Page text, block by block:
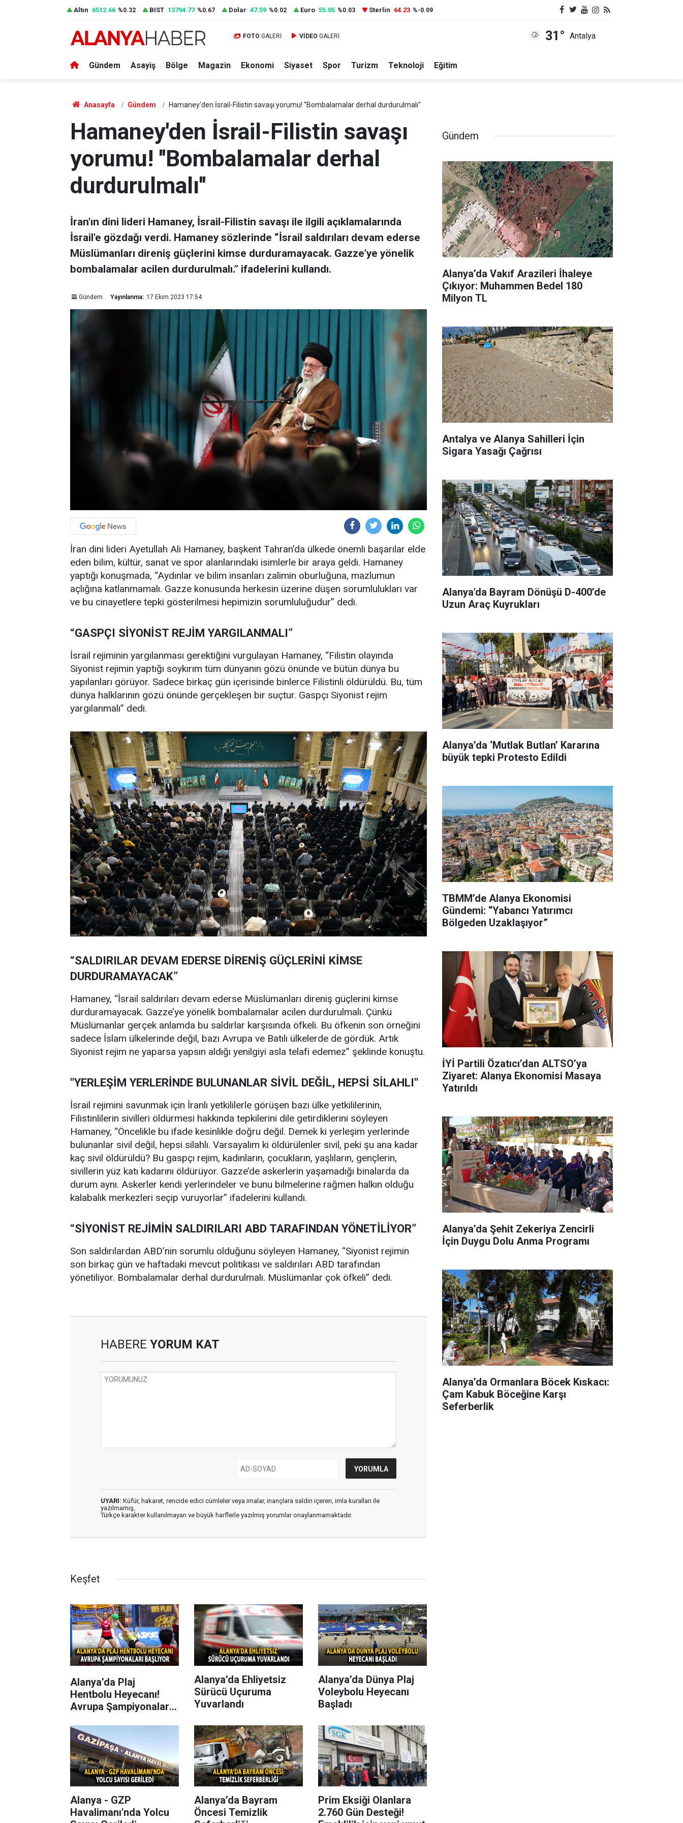
Altın 6512.66 %0.32 BIST 13794.77 %0.67 Dolar 47.59 %0.02 Euro 55.05 %0.03 Sterlin 64.23 %-0.09
FOTO GALERİ VİDEO GALERİ 31° Antalya
Gündem Asayiş Bölge Magazin Ekonomi Siyaset Spor Turizm Teknoloji Eğitim
Anasayfa Gündem Hamaney'den İsrail-Filistin savaşı yorumu! ''Bombalamalar derhal durdurulmalı''
Hamaney'den İsrail-Filistin savaşı
yorumu! ''Bombalamalar derhal
durdurulmalı''
İran'ın dini lideri Hamaney, İsrail-Filistin savaşı ile ilgili açıklamalarında
İsrail'e gözdağı verdi. Hamaney sözlerinde “İsrail saldırıları devam ederse
Müslümanları direniş güçlerini kimse durduramayacak. Gazze’ye yönelik
bombalamalar acilen durdurulmalı.” ifadelerini kullandı.
Gündem Yayınlanma: 17 Ekim 2023 17:54
İran dini lideri Ayetullah Ali Hamaney, başkent Tahran'da ülkede önemli başarılar elde
eden bilim, kültür, sanat ve spor alanlarındaki isimlerle bir araya geldi. Hamaney
yaptığı konuşmada, “Aydınlar ve bilim insanları zalimin oburluğuna, mazlumun
açlığına katlanmamalı. Gazze konusunda herkesin üzerine düşen sorumlulukları var
ve bu cinayetlere tepki gösterilmesi hepimizin sorumluluğudur” dedi.
“GASPÇI SİYONİST REJİM YARGILANMALI”
İsrail rejiminin yargılanması gerektiğini vurgulayan Hamaney, “Filistin olayında
Siyonist rejimin yaptığı soykırım tüm dünyanın gözü önünde ve bütün dünya bu
yapılanları görüyor. Sadece birkaç gün içerisinde binlerce Filistinli öldürüldü. Bu, tüm
dünya halklarının gözü önünde gerçekleşen bir suçtur. Gaspçı Siyonist rejim
yargılanmalı” dedi.
“SALDIRILAR DEVAM EDERSE DİRENİŞ GÜÇLERİNİ KİMSE
DURDURAMAYACAK”
Hamaney, “İsrail saldırıları devam ederse Müslümanları direniş güçlerini kimse
durduramayacak. Gazze’ye yönelik bombalamalar acilen durdurulmalı. Çünkü
Müslümanlar gerçek anlamda bu saldırlar karşısında öfkeli. Bu öfkenin son örneğini
sadece İslam ülkelerinde değil, bazı Avrupa ve Batılı ülkelerde de gördük. Artık
Siyonist rejim ne yaparsa yapsın aldığı yenilgiyi asla telafi edemez” şeklinde konuştu.
"YERLEŞİM YERLERİNDE BULUNANLAR SİVİL DEĞİL, HEPSİ SİLAHLI"
İsrail rejimini savunmak için İranlı yetkililerle görüşen bazı ülke yetkililerinin,
Filistinlilerin sivilleri öldürmesi hakkında tepkilerini dile getirdiklerini söyleyen
Hamaney, “Öncelikle bu ifade kesinlikle doğru değil. Demek ki yerleşim yerlerinde
bulunanlar sivil değil, hepsi silahlı. Varsayalım ki öldürülenler sivil, peki şu ana kadar
kaç sivil öldürüldü? Bu gaspçı rejim, kadınların, çocukların, yaşlıların, gençlerin,
sivillerin yüz katı kadarını öldürüyor. Gazze’de askerlerin yaşamadığı binalarda da
durum aynı. Askerler kendi yerlerindeler ve bunu bilmelerine rağmen halkın olduğu
kalabalık merkezleri seçip vuruyorlar” ifadelerini kullandı.
“SİYONİST REJİMİN SALDIRILARI ABD TARAFINDAN YÖNETİLİYOR”
Son saldırılardan ABD’nin sorumlu olduğunu söyleyen Hamaney, “Siyonist rejimin
son birkaç gün ve haftadaki mevcut politikası ve saldırıları ABD tarafından
yönetiliyor. Bombalamalar derhal durdurulmalı. Müslümanlar çok öfkeli” dedi.
HABERE YORUM KAT
UYARI: Küfür, hakaret, rencide edici cümleler veya imalar, inançlara saldırı içeren, imla kuralları ile
yazılmamış,
Türkçe karakter kullanılmayan ve büyük harflerle yazılmış yorumlar onaylanmamaktadır.
Keşfet
Alanya’da Plaj
Hentbolu Heyecanı!
Avrupa Şampiyonaları
Alanya’da Ehliyetsiz
Sürücü Uçuruma
Yuvarlandı
Alanya’da Dünya Plaj
Voleybolu Heyecanı
Başladı
Alanya - GZP
Havalimanı'nda Yolcu
Alanya’da Bayram
Öncesi Temizlik
Prim Eksiği Olanlara
2.760 Gün Desteği!
Gündem
Alanya’da Vakıf Arazileri İhaleye
Çıkıyor: Muhammen Bedel 180
Milyon TL
Antalya ve Alanya Sahilleri İçin
Sigara Yasağı Çağrısı
Alanya'da Bayram Dönüşü D-400’de
Uzun Araç Kuyrukları
Alanya’da ‘Mutlak Butlan’ Kararına
büyük tepki Protesto Edildi
TBMM’de Alanya Ekonomisi
Gündemi: “Yabancı Yatırımcı
Bölgeden Uzaklaşıyor”
İYİ Partili Özatıcı’dan ALTSO’ya
Ziyaret: Alanya Ekonomisi Masaya
Yatırıldı
Alanya’da Şehit Zekeriya Zencirli
İçin Duygu Dolu Anma Programı
Alanya’da Ormanlara Böcek Kıskacı:
Çam Kabuk Böceğine Karşı
Seferberlik